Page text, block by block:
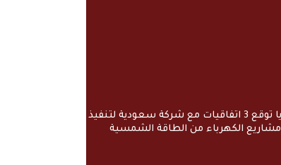
سوريا توقع 3 اتفاقيات مع شركة سعودية لتنفيذ
مشاريع الكهرباء من الطاقة الشمسية